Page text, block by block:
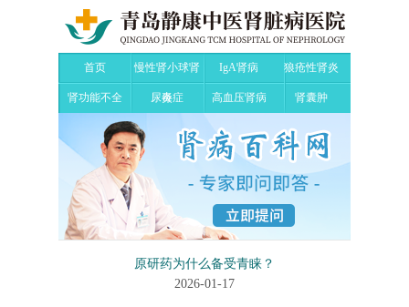
首页 慢性肾小球肾
炎
IgA肾病 狼疮性肾炎
肾功能不全 尿毒症 高血压肾病 肾囊肿
原研药为什么备受青睐？
2026-01-17